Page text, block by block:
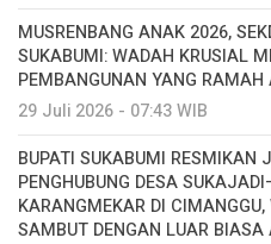
MUSRENBANG ANAK 2026,
SUKABUMI: WADAH KRUSIAL
PEMBANGUNAN YANG RAMAH
29 Juli 2026 - 07:43 WIB
BUPATI SUKABUMI RESMIKAN
PENGHUBUNG DESA
KARANGMEKAR DI
SAMBUT DENGAN LUAR BIASA